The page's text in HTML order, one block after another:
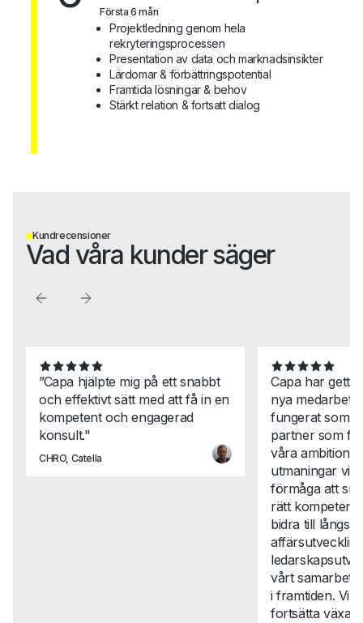
Första 6 mån
Projektledning genom hela
rekryteringsprocessen
Presentation av data och marknadsinsikter
Lärdomar & förbättringspotential
Framtida lösningar & behov
Stärkt relation & fortsatt dialog
Kundrecensioner
Vad våra kunder säger
”Capa hjälpte mig på ett snabbt
och effektivt sätt med att få in en
kompetent och engagerad
konsult."
CHRO, Catella
Capa har gett
nya
fungerat som
partner som
våra
utmaningar vi
förmåga att
rätt
bidra till
vårt samarbete
i framtiden. Vi
fortsätta växa